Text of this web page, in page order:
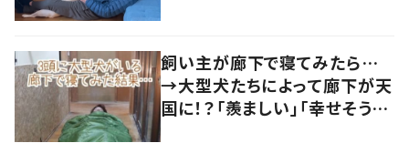
飼い主が廊下で寝てみたら…
→大型犬たちによって廊下が天
国に！？「羨ましい」「幸せそう」